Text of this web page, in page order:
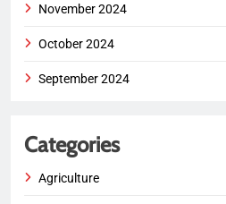
November 2024
October 2024
September 2024
Categories
Agriculture